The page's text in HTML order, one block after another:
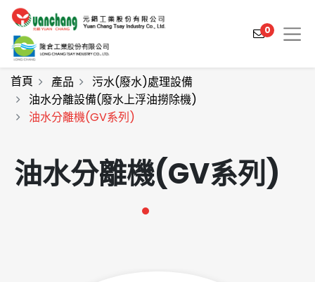
產業解決方案
影片介紹
0
首頁 產品
污水(廢水)處理設備
油水分離設備(廢水上浮油撈除機)
油水分離機(GV系列)
油水分離機(GV系列)